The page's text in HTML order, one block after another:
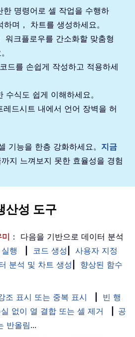
한 명령어로 셀 작업을 수행하
며， 차트를 생성하세요。
워크플로우를 간소화할 맞춤형
드를 손쉽게 작성하고 적용하세
수식도 쉽게 이해하세요。
레드시트 내에서 언어 장벽을 허
기능을 한층 강화하세요。 지금
지 느껴보지 못한 효율성을 경험
산성 도구
： 다음을 기반으로 데이터 분석
행 코드 생성
사용자 지정
분석 및 차트 생성
향상된 함수
조 표시 또는 중복 표시
빈 행
없이 열 결합 또는 셀 제거
공
반올림...